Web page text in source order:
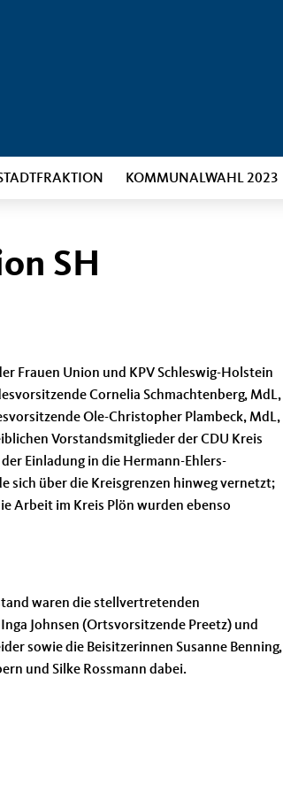
KOMMUNALWAHL 2023
SH
Frauen Union und KPV Schleswig-Holstein
Cornelia Schmachtenberg, MdL,
Ole-Christopher Plambeck, MdL,
Vorstandsmitglieder der CDU Kreis
Einladung in die Hermann-Ehlers-
sich über die Kreisgrenzen hinweg vernetzt;
Arbeit im Kreis Plön wurden ebenso
waren die stellvertretenden
Johnsen (Ortsvorsitzende Preetz) und
sowie die Beisitzerinnen Susanne Benning,
und Silke Rossmann dabei.